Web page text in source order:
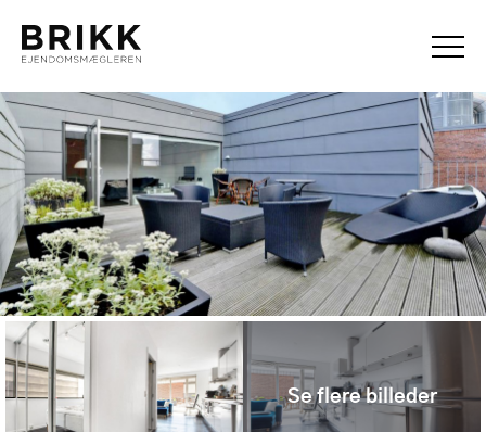
Se flere billeder